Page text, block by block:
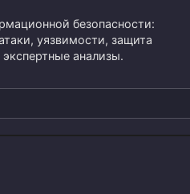
безопасности:
уязвимости, защита
анализы.